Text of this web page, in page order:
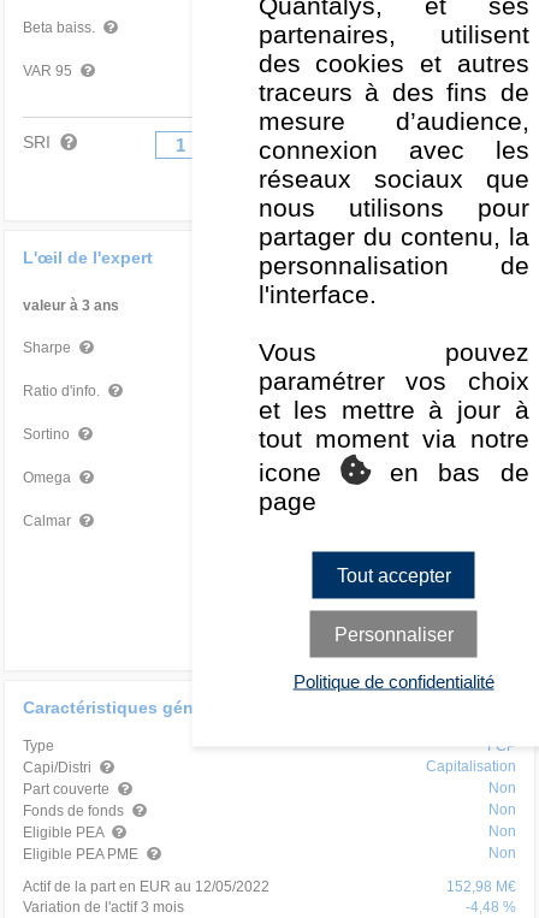
Beta baiss. 1,01 Mauvais
VAR 95 -3,31 % Mauvais
SRI 1 3 4 6
L'œil de l'expert
valeur à 3 ans Par rapport à la Cat
Sharpe 1,35
Ratio d'info. 0,52 Bon
Sortino 2,08 Bon
Omega 1,58 Bon
Calmar 1,31
Caractéristiques générales
Type
FCP
Capi/Distri
Capitalisation
Part couverte
Non
Fonds de fonds
Non
Eligible PEA
Non
Eligible PEA PME
Non
Actif de la part en EUR au 12/05/2022
152,98 M€
Variation de l'actif 3 mois
-4,48 %
partenaires, utilisent
des cookies et autres
traceurs à des fins de
mesure d’audience,
connexion avec les
réseaux sociaux que
nous utilisons pour
partager du contenu, la
personnalisation de
l'interface.
Vous pouvez
paramétrer vos choix
et les mettre à jour à
tout moment via notre
icone
en bas de
page
Tout accepter
Personnaliser
Politique de confidentialité